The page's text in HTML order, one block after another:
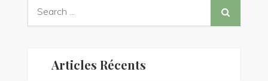
Articles Récents